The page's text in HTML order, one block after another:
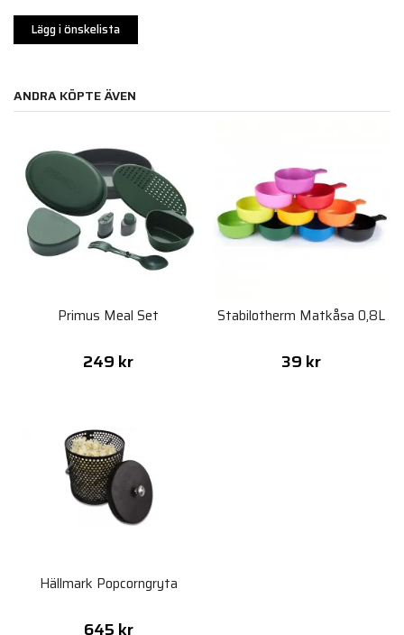
Lägg i önskelista
ANDRA KÖPTE ÄVEN
Primus Meal Set
249 kr
Stabilotherm Matkåsa 0,8L
39 kr
Hällmark Popcorngryta
645 kr